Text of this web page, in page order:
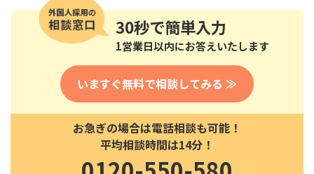
30秒で簡単入力
1営業日以内にお答えいたします
いますぐ無料で相談してみる ≫
お急ぎの場合は電話相談も可能！
平均相談時間は14分！